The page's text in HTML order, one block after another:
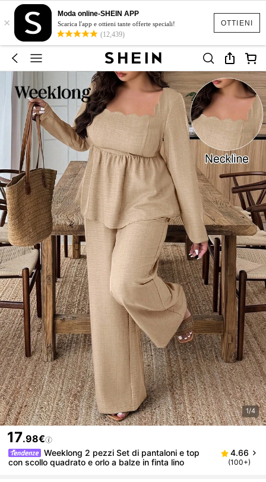
OTTIENI
×
Moda online-SHEIN APP
Scarica l'app e ottieni tante offerte speciali!
(12,439)
1/4
17.98€
Weeklong 2 pezzi Set di pantaloni e top
con scollo quadrato e orlo a balze in finta lino
4.66
(100+)